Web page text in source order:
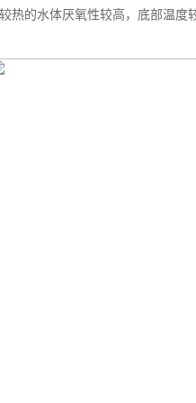
热的水体厌氧性较高，底部温度